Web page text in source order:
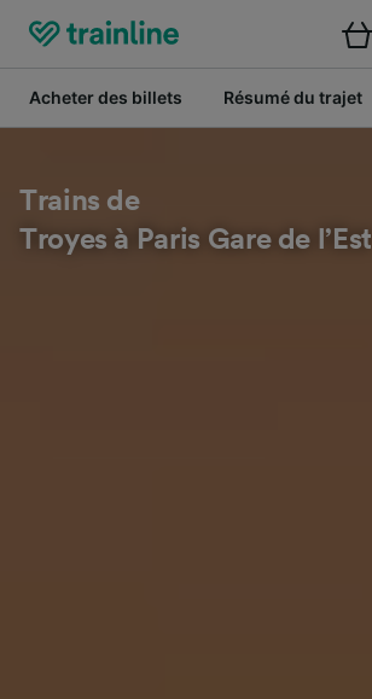
Acheter des billets Résumé du trajet
Trains de
Troyes à Paris Gare de l’Est